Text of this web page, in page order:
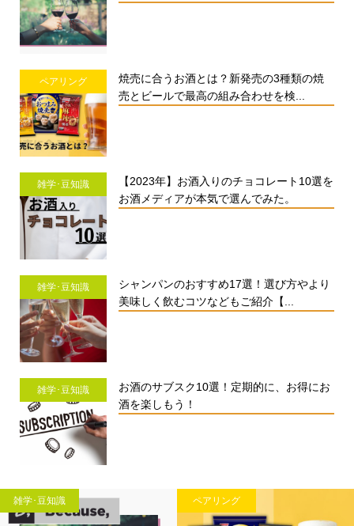
ペアリング
焼売に合うお酒とは？新発売の3種類の焼
売とビールで最高の組み合わせを検...
雑学･豆知識
【2023年】お酒入りのチョコレート10選を
お酒メディアが本気で選んでみた。
雑学･豆知識
シャンパンのおすすめ17選！選び方やより
美味しく飲むコツなどもご紹介【...
雑学･豆知識
お酒のサブスク10選！定期的に、お得にお
酒を楽しもう！
雑学･豆知識 ペアリング